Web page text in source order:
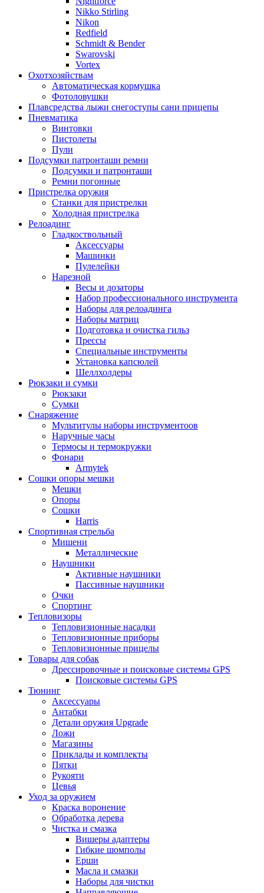
Nikko Stirling
Nikon
Redfield
Schmidt & Bender
Swarovski
Vortex
Охотхозяйствам
Автоматическая кормушка
Фотоловушки
Плавсредства лыжи снегоступы сани прицепы
Пневматика
Винтовки
Пистолеты
Пули
Подсумки патронташи ремни
Подсумки и патронташи
Ремни погонные
Пристрелка оружия
Станки для пристрелки
Холодная пристрелка
Релоадинг
Гладкоствольный
Аксессуары
Машинки
Пулелейки
Нарезной
Весы и дозаторы
Набор профессионального инструмента
Наборы для релоадинга
Наборы матриц
Подготовка и очистка гильз
Прессы
Специальные инструменты
Установка капсюлей
Шеллхолдеры
Рюкзаки и сумки
Рюкзаки
Сумки
Снаряжение
Мультитулы наборы инструментоов
Наручные часы
Термосы и термокружки
Фонари
Armytek
Сошки опоры мешки
Мешки
Опоры
Сошки
Harris
Спортивная стрельба
Мишени
Металлические
Наушники
Активные наушники
Пассивные наушники
Очки
Спортинг
Тепловизоры
Тепловизионные насадки
Тепловизионные приборы
Тепловизионные прицелы
Товары для собак
Дрессировочные и поисковые системы GPS
Поисковые системы GPS
Тюнинг
Аксессуары
Антабки
Детали оружия Upgrade
Ложи
Магазины
Приклады и комплекты
Пятки
Рукояти
Цевья
Уход за оружием
Краска воронение
Обработка дерева
Чистка и смазка
Вишеры адаптеры
Гибкие шомполы
Ерши
Масла и смазки
Наборы для чистки